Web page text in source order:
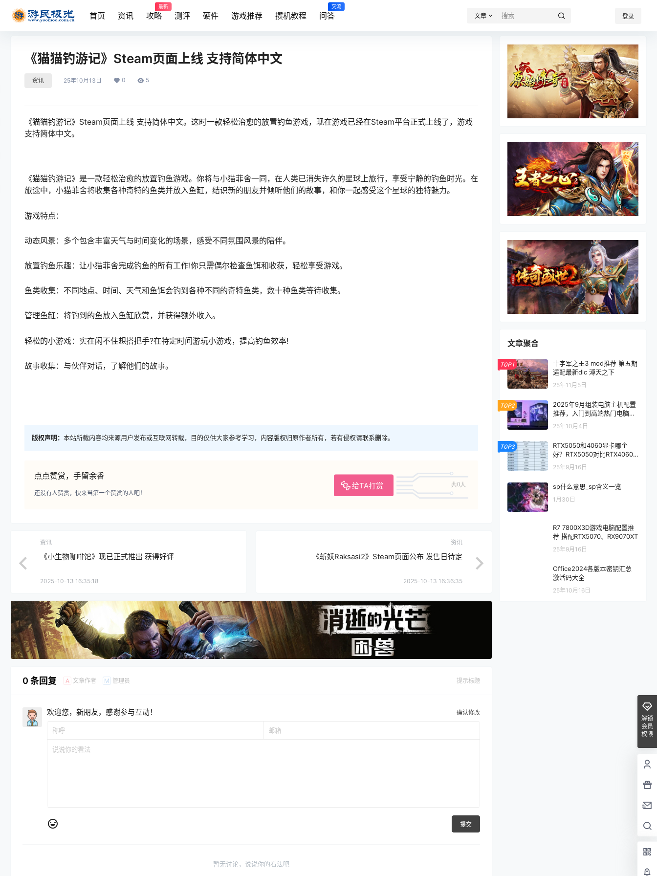
首页 资讯 攻略
最新
测评 硬件 游戏推荐 攒机教程 问答
交流
文章 登录
《猫猫钓游记》Steam页面上线 支持简体中文
资讯 25年10月13日 0 5
《猫猫钓游记》Steam页面上线 支持简体中文。这时一款轻松治愈的放置钓鱼游戏，现在游戏已经在Steam平台正式上线了，游戏
支持简体中文。
《猫猫钓游记》是一款轻松治愈的放置钓鱼游戏。你将与小猫菲舍一同，在人类已消失许久的星球上旅行，享受宁静的钓鱼时光。在
旅途中，小猫菲舍将收集各种奇特的鱼类并放入鱼缸，结识新的朋友并倾听他们的故事，和你一起感受这个星球的独特魅力。
游戏特点：
动态风景：多个包含丰富天气与时间变化的场景，感受不同氛围风景的陪伴。
放置钓鱼乐趣：让小猫菲舍完成钓鱼的所有工作!你只需偶尔检查鱼饵和收获，轻松享受游戏。
鱼类收集：不同地点、时间、天气和鱼饵会钓到各种不同的奇特鱼类，数十种鱼类等待收集。
管理鱼缸：将钓到的鱼放入鱼缸欣赏，并获得额外收入。
轻松的小游戏：实在闲不住想搭把手?在特定时间游玩小游戏，提高钓鱼效率!
故事收集：与伙伴对话，了解他们的故事。
版权声明： 本站所载内容均来源用户发布或互联网转载，目的仅供大家参考学习，内容版权归原作者所有，若有侵权请联系删除。
点点赞赏，手留余香
给TA打赏 共0人
还没有人赞赏，快来当第一个赞赏的人吧！
资讯
《小生物咖啡馆》现已正式推出 获得好评
2025-10-13 16:35:18
资讯
《斩妖Raksasi2》Steam页面公布 发售日待定
2025-10-13 16:36:35
0 条回复 A 文章作者 M 管理员 提示标题
欢迎您，新朋友，感谢参与互动！ 确认修改
提交
暂无讨论，说说你的看法吧
文章聚合
TOP1
十字军之王3 mod推荐 第五期
适配最新dlc 溥天之下
25年11月5日
TOP2
2025年9月组装电脑主机配置
推荐，入门到高端热门电脑配
置方案
25年10月4日
TOP3
RTX5050和4060显卡哪个
好？RTX5050对比RTX4060/
5060性能评测
25年9月16日
sp什么意思_sp含义一览
1月30日
R7 7800X3D游戏电脑配置推
荐 搭配RTX5070、RX9070XT
25年9月16日
Office2024各版本密钥汇总
激活码大全
25年10月16日
解锁
会员
权限